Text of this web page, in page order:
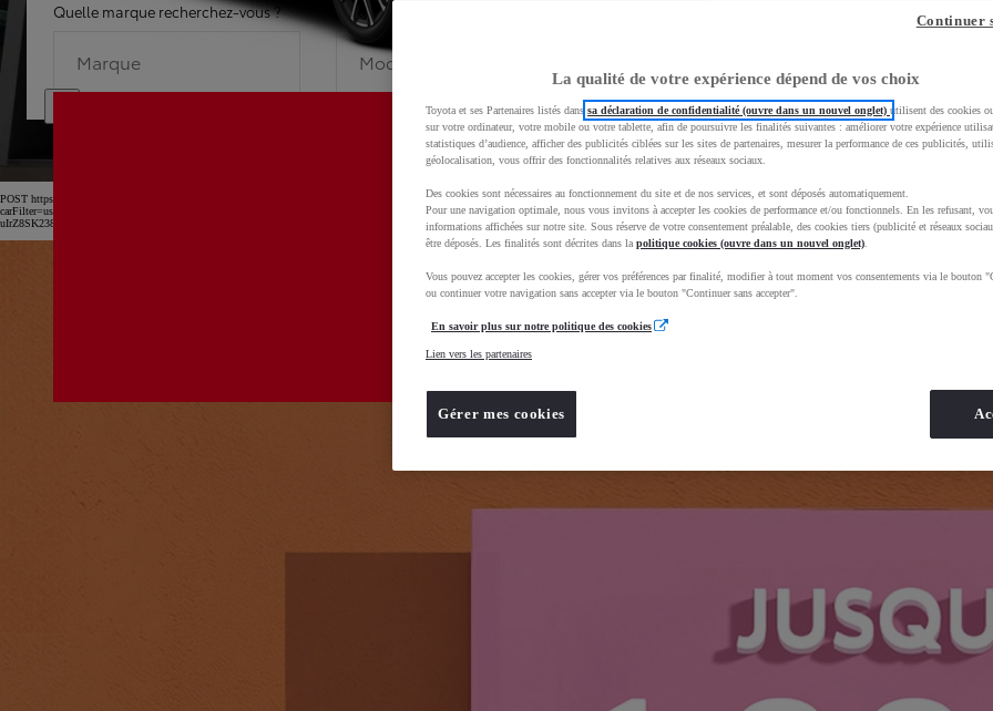
Quelle marque recherchez-vous ?
Marque
Quel modèle recherchez-vous ?
Modèle
Dans quelle
POST https://usc-webcomponents.toyota-europe.com/v1/car-filter-header/fr/fr?
uIrZ8SK238Kn6x2OwfL2isPTEXM0MwD0BvOsZGv7GXbVu52B_rl2xoCnw4QAvD_BwE
La qualité de votre expérience dépend de vos choix
Toyota et ses Partenaires listés dans sa déclaration de confidentialité (ouvre dans un nouvel onglet) utilisent des cookies
sur votre ordinateur, votre mobile ou votre tablette, afin de poursuivre les finalités suivantes : améliorer votre expérience
statistiques d’audience, afficher des publicités ciblées sur les sites de partenaires, mesurer la performance de ces publicités,
géolocalisation, vous offrir des fonctionnalités relatives aux réseaux sociaux.
Des cookies sont nécessaires au fonctionnement du site et de nos services, et sont déposés automatiquement.
Pour une navigation optimale, nous vous invitons à accepter les cookies de performance et/ou fonctionnels. En les refusant,
informations affichées sur notre site. Sous réserve de votre consentement préalable, des cookies tiers (publicité et réseaux
être déposés. Les finalités sont décrites dans la politique cookies (ouvre dans un nouvel onglet)
Vous pouvez accepter les cookies, gérer vos préférences par finalité, modifier à tout moment vos consentements via le bouton
ou continuer votre navigation sans accepter via le bouton "Continuer sans accepter".
En savoir plus sur notre politique des cookies
Lien vers les partenaires
Gérer mes cookies
Continuer